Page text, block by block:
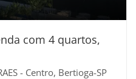
com 4 quartos,
- Centro, Bertioga-SP